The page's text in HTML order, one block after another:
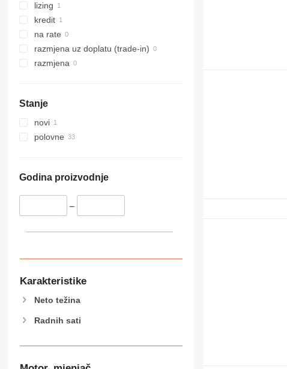
lizing
kredit
na rate
razmjena uz doplatu (trade-in)
razmjena
Stanje
novi
polovne
Godina proizvodnje
–
Karakteristike
Neto težina
Radnih sati